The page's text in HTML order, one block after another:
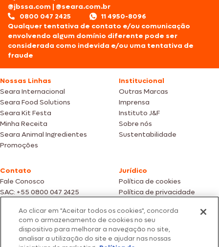
@jbssa.com |@seara.com.br
0800 047 2425
11 4950-8096
Qualquer tentativa de contato e/ou comunicação
envolvendo algum domínio diferente pode ser
considerada como indevida e/ou uma tentativa de
fraude
Nossas Linhas
Seara Internacional
Seara Food Solutions
Seara Kit Festa
Minha Receita
Seara Animal Ingredientes
Promoções
Institucional
Outras Marcas
Imprensa
Instituto J&F
Sobre nós
Sustentabilidade
Contato
Fale Conosco
SAC: +55 0800 047 2425
Jurídico
Política de cookies
Política de privacidade
Fotos meramente ilustrativas | Ofertas válidas enquanto durarem os
estoques dos nossos parceiros | Vendas sujeitas a análise e confirmação
de dados.
Os preços, promoções e condições de pagamento são válidos
Ao clicar em "Aceitar todos os cookies", concorda
com o armazenamento de cookies no seu
dispositivo para melhorar a navegação no site,
analisar a utilização do site e ajudar nas nossas